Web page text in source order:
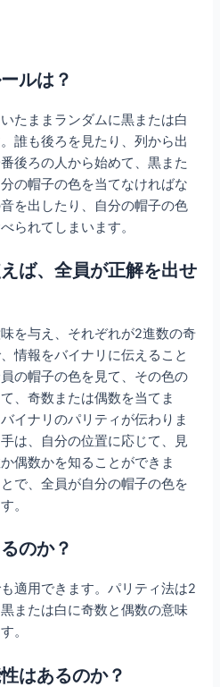
ルは？
たままランダムに黒または白
誰も後ろを見たり、列から出
後ろの人から始めて、黒また
の帽子の色を当てなければな
を出したり、自分の帽子の色
られてしまいます。
ば、全員が正解を出せ
を与え、それぞれが2進数の奇
情報をバイナリに伝えること
の帽子の色を見て、その色の
、奇数または偶数を当てま
イナリのパリティが伝わりま
は、自分の位置に応じて、見
偶数かを知ることができま
で、全員が自分の帽子の色を
。
のか？
適用できます。パリティ法は2
または白に奇数と偶数の意味
。
はあるのか？